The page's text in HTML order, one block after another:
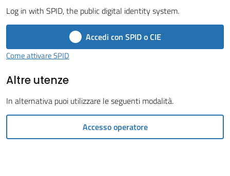
Amministrazione
Trasparente
Tutti
gli
argomenti...
Log in with SPID, the public digital identity system.
Accedi con SPID o CIE
Come attivare SPID
Altre utenze
In alternativa puoi utilizzare le seguenti modalità.
Accesso operatore